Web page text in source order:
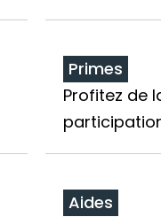
Primes
Profitez de
Aides